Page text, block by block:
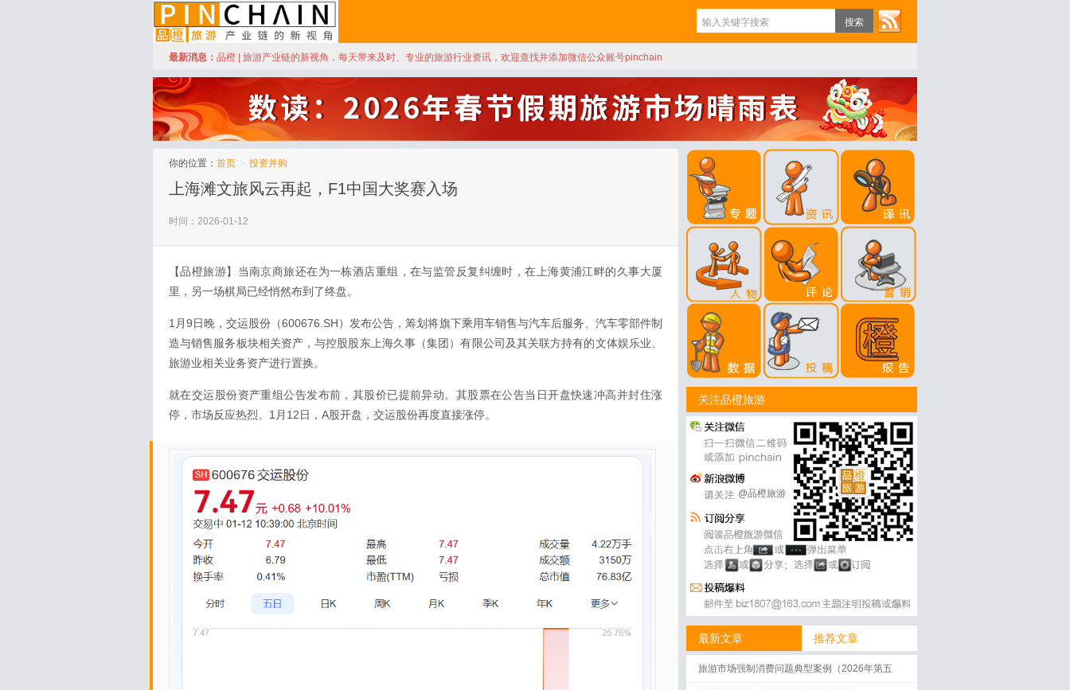
品橙旅游
最新消息： 品橙 | 旅游产业链的新视角，每天带来及时、专业的旅游行业资讯，欢迎查找并添加微信公众账号pinchain
你的位置： 首页 > 投资并购
上海滩文旅风云再起，F1中国大奖赛入场
时间：2026-01-12
【品橙旅游】当南京商旅还在为一栋酒店重组，在与监管反复纠缠时，在上海黄浦江畔的久事大厦
里，另一场棋局已经悄然布到了终盘。
1月9日晚，交运股份（600676.SH）发布公告，筹划将旗下乘用车销售与汽车后服务、汽车零部件制
造与销售服务板块相关资产，与控股股东上海久事（集团）有限公司及其关联方持有的文体娱乐业、
旅游业相关业务资产进行置换。
就在交运股份资产重组公告发布前，其股价已提前异动。其股票在公告当日开盘快速冲高并封住涨
停，市场反应热烈。1月12日，A股开盘，交运股份再度直接涨停。
关注品橙旅游
@品橙旅游
最新文章 推荐文章
旅游市场强制消费问题典型案例（2026年第五